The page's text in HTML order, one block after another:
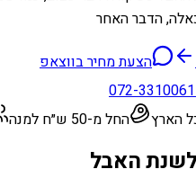
הדבר האחר
הצעת מחיר בווצאפ
072-3310061
הארץ
החל מ-50 ש״ח למנה
לשנת האבל